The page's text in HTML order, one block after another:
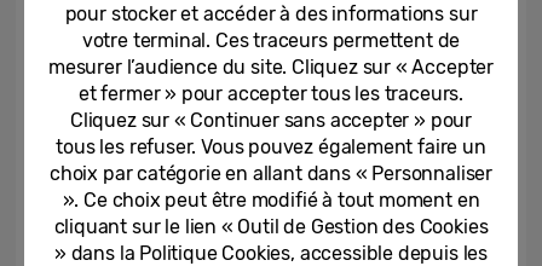
Samsung dévoile sa sélection
Noël 2023
pour stocker et accéder à des informations sur
votre terminal. Ces traceurs permettent de
mesurer l’audience du site. Cliquez sur « Accepter
et fermer » pour accepter tous les traceurs.
Cliquez sur « Continuer sans accepter » pour
tous les refuser. Vous pouvez également faire un
choix par catégorie en allant dans « Personnaliser
». Ce choix peut être modifié à tout moment en
cliquant sur le lien « Outil de Gestion des Cookies
» dans la Politique Cookies, accessible depuis les